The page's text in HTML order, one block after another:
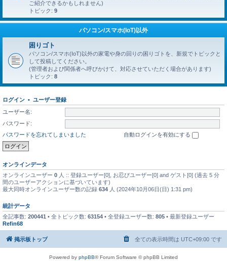
ご紹介できるかもしれません)
トピック: 9
パソコン/スマホ(IoT)以外
困りゴト
パソコン/スマホ(IoT)以外の家電や身の回りの困りゴトを、新規でトピックと
して投稿してください。
(管理者および関係者へ呼びかけて、対応させていただく場合があります)
トピック: 8
ログイン • ユーザー登録
ユーザー名:
パスワード:
パスワードを忘れてしまいました
自動ログインを有効にする
オンラインデータ
オンラインユーザー 0 人 :: 登録ユーザー[0], お忍びユーザー[0] and ゲスト[0] (過去 5 分
間のユーザーアクションに基づいています)
最大同時オンラインユーザー数の記録 634 人 (2024年10月06日(日) 1:31 pm)
統計データ
全記事数: 200441 • 全トピック数: 63154 • 全登録ユーザー数: 805 • 最新登録ユーザー
Refin68
掲示板トップ 全ての表示時間は UTC+09:00 です
Powered by phpBB® Forum Software © phpBB Limited